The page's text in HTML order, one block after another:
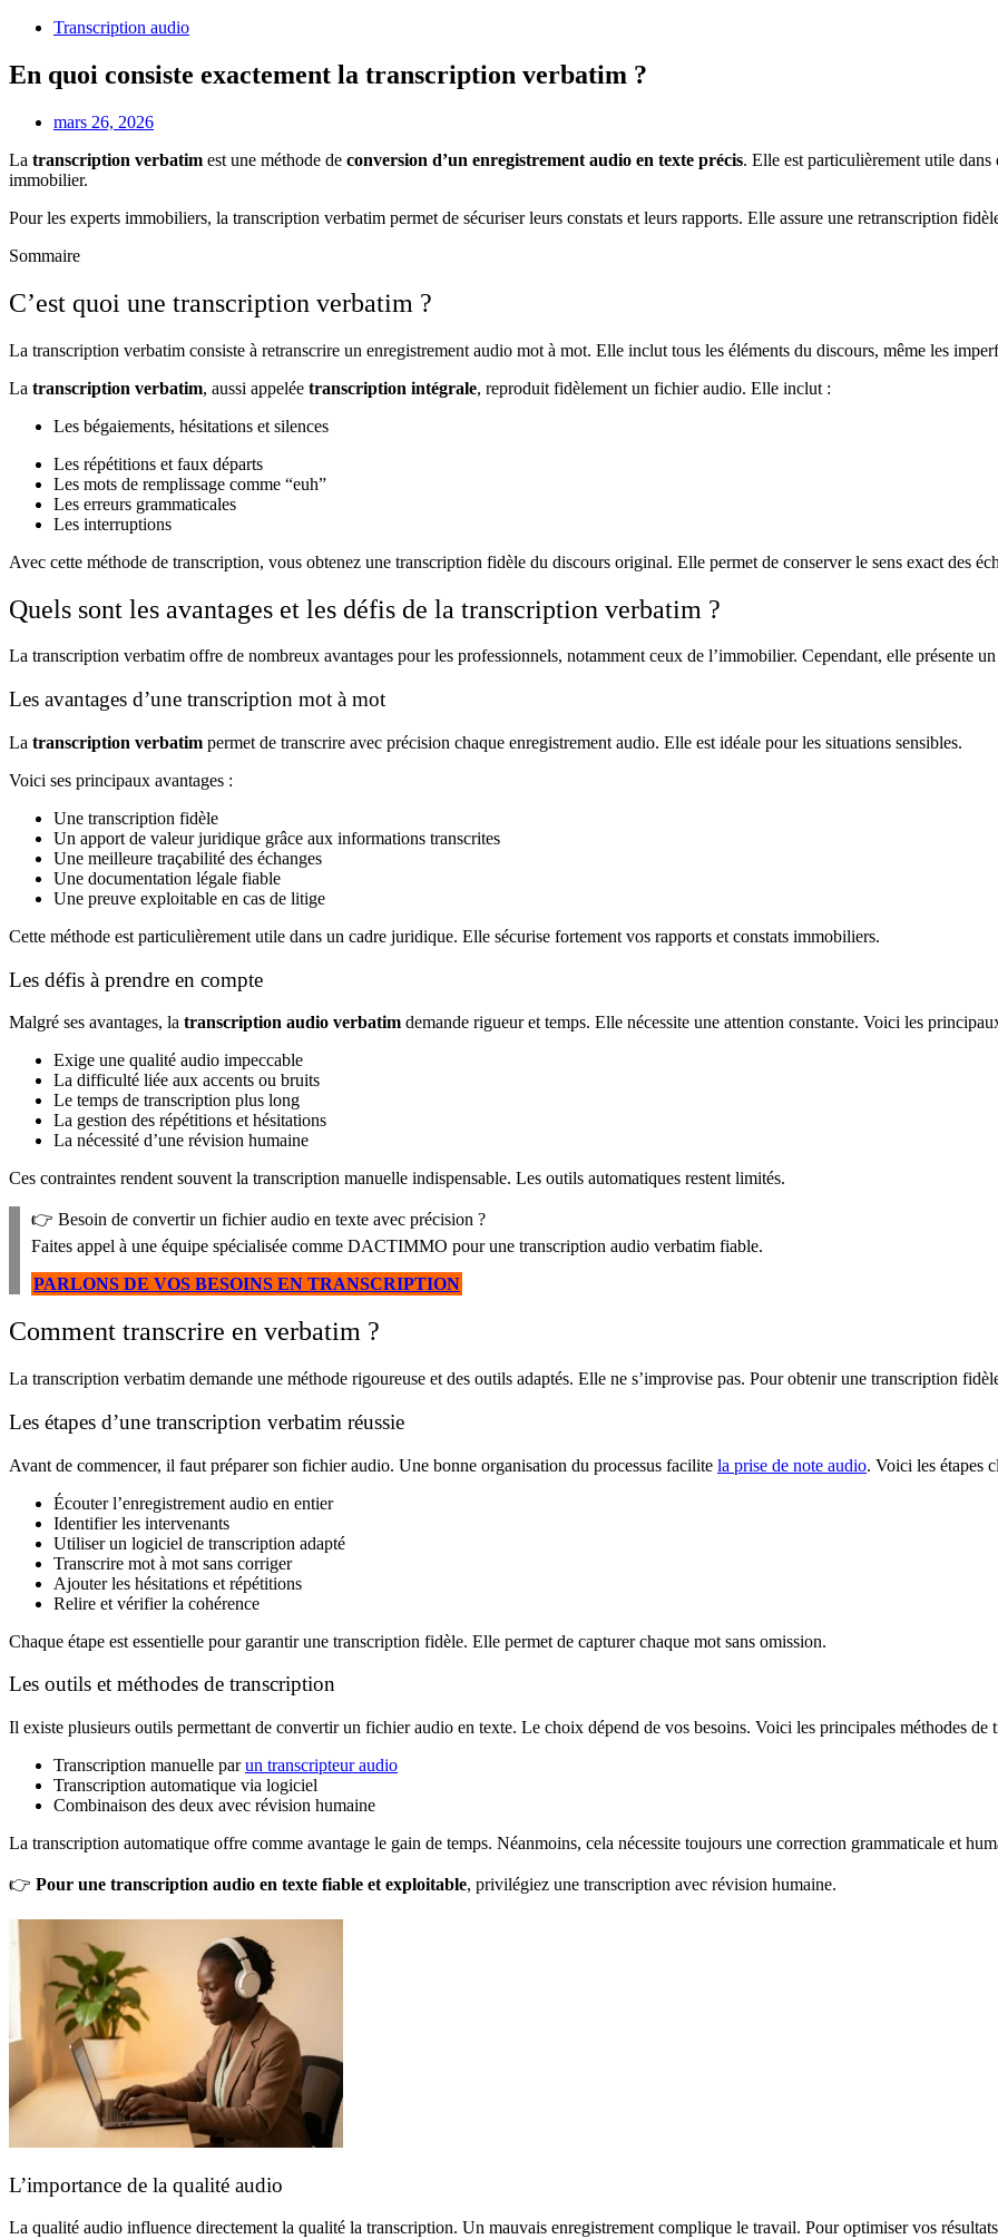
Transcription audio
En quoi consiste exactement la transcription verbatim ?
mars 26, 2026
La transcription verbatim est une méthode de conversion d’un enregistrement audio en texte précis. Elle est particulièrement utile dans
immobilier.
Pour les experts immobiliers, la transcription verbatim permet de sécuriser leurs constats et leurs rapports. Elle assure une retranscription
Sommaire
C’est quoi une transcription verbatim ?
La transcription verbatim consiste à retranscrire un enregistrement audio mot à mot. Elle inclut tous les éléments du discours, même les
La transcription verbatim, aussi appelée transcription intégrale, reproduit fidèlement un fichier audio. Elle inclut :
Les bégaiements, hésitations et silences
Les répétitions et faux départs
Les mots de remplissage comme “euh”
Les erreurs grammaticales
Les interruptions
Avec cette méthode de transcription, vous obtenez une transcription fidèle du discours original. Elle permet de conserver le sens exact des
Quels sont les avantages et les défis de la transcription verbatim ?
La transcription verbatim offre de nombreux avantages pour les professionnels, notamment ceux de l’immobilier. Cependant, elle présente
Les avantages d’une transcription mot à mot
La transcription verbatim permet de transcrire avec précision chaque enregistrement audio. Elle est idéale pour les situations sensibles.
Voici ses principaux avantages :
Une transcription fidèle
Un apport de valeur juridique grâce aux informations transcrites
Une meilleure traçabilité des échanges
Une documentation légale fiable
Une preuve exploitable en cas de litige
Cette méthode est particulièrement utile dans un cadre juridique. Elle sécurise fortement vos rapports et constats immobiliers.
Les défis à prendre en compte
Malgré ses avantages, la transcription audio verbatim demande rigueur et temps. Elle nécessite une attention constante. Voici les
Exige une qualité audio impeccable
La difficulté liée aux accents ou bruits
Le temps de transcription plus long
La gestion des répétitions et hésitations
La nécessité d’une révision humaine
Ces contraintes rendent souvent la transcription manuelle indispensable. Les outils automatiques restent limités.
👉 Besoin de convertir un fichier audio en texte avec précision ?
Faites appel à une équipe spécialisée comme DACTIMMO pour une transcription audio verbatim fiable.
PARLONS DE VOS BESOINS EN TRANSCRIPTION
Comment transcrire en verbatim ?
La transcription verbatim demande une méthode rigoureuse et des outils adaptés. Elle ne s’improvise pas. Pour obtenir une transcription
Les étapes d’une transcription verbatim réussie
Avant de commencer, il faut préparer son fichier audio. Une bonne organisation du processus facilite la prise de note audio. Voici les étapes
Écouter l’enregistrement audio en entier
Identifier les intervenants
Utiliser un logiciel de transcription adapté
Transcrire mot à mot sans corriger
Ajouter les hésitations et répétitions
Relire et vérifier la cohérence
Chaque étape est essentielle pour garantir une transcription fidèle. Elle permet de capturer chaque mot sans omission.
Les outils et méthodes de transcription
Il existe plusieurs outils permettant de convertir un fichier audio en texte. Le choix dépend de vos besoins. Voici les principales méthodes de
Transcription manuelle parun transcripteur audio
Transcription automatique via logiciel
Combinaison des deux avec révision humaine
La transcription automatique offre comme avantage le gain de temps. Néanmoins, cela nécessite toujours une correction grammaticale et
👉 Pour une transcription audio en texte fiable et exploitable, privilégiez une transcription avec révision humaine.
L’importance de la qualité audio
La qualité audio influence directement la qualité la transcription. Un mauvais enregistrement complique le travail. Pour optimiser vos